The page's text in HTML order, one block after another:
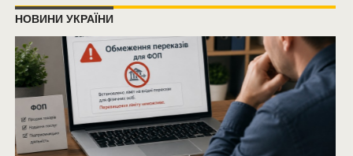
НОВИНИ УКРАЇНИ